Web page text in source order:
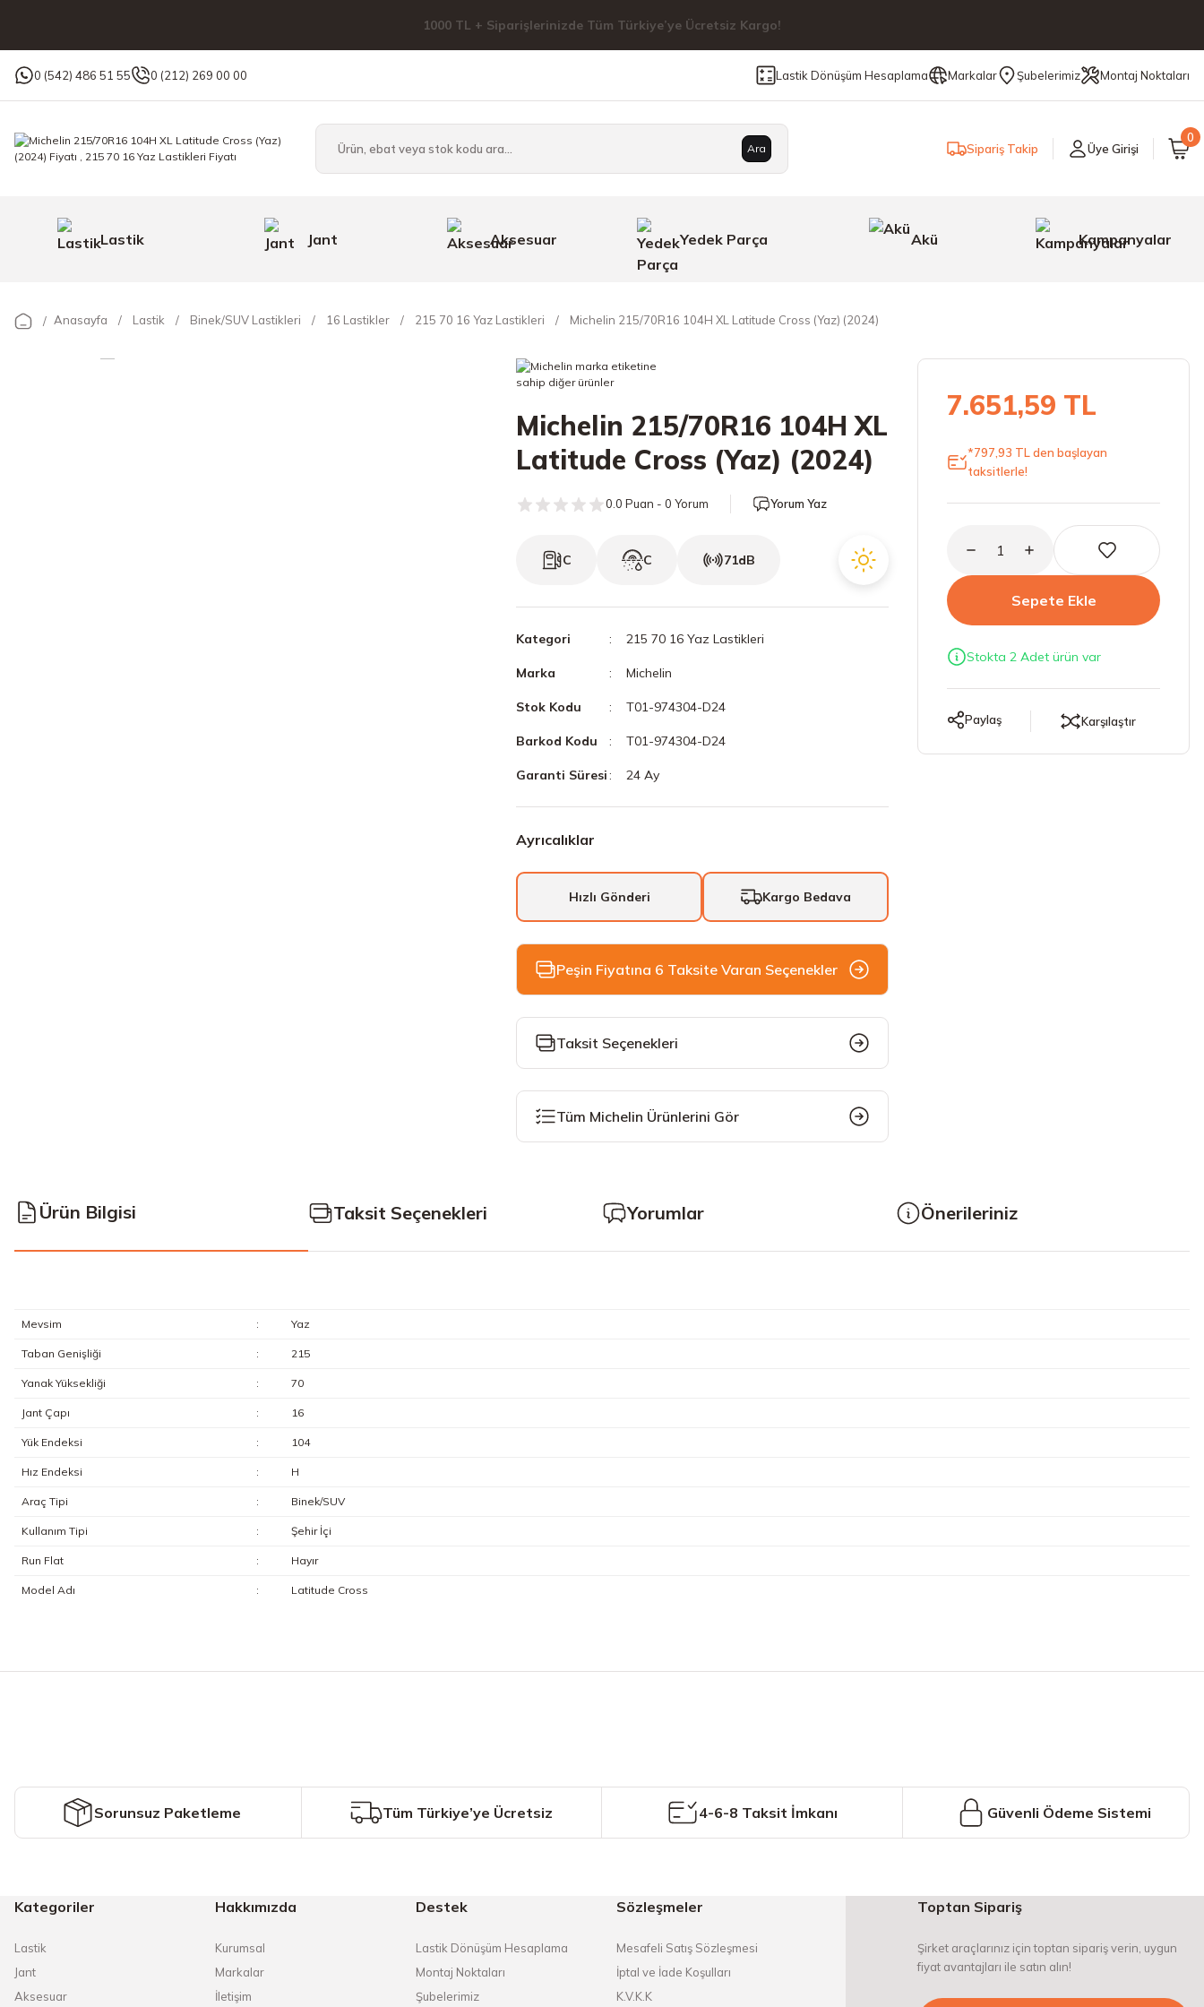
1000 TL + Siparişlerinizde Tüm Türkiye’ye Ücretsiz Kargo!
0 (542) 486 51 55 0 (212) 269 00 00 Lastik Dönüşüm Hesaplama Markalar Şubelerimiz Montaj Noktaları
Ara Sipariş Takip Üye Girişi
0
Lastik Jant Aksesuar Yedek Parça Akü Kampanyalar
Anasayfa Lastik Binek/SUV Lastikleri 16 Lastikler 215 70 16 Yaz Lastikleri Michelin 215/70R16 104H XL Latitude Cross (Yaz) (2024)
Michelin 215/70R16 104H XL
Latitude Cross (Yaz) (2024)
0.0 Puan - 0 Yorum Yorum Yaz
C C 71dB
Kategori 215 70 16 Yaz Lastikleri
Marka Michelin
Stok Kodu T01-974304-D24
Barkod Kodu T01-974304-D24
Garanti Süresi 24 Ay
Ayrıcalıklar
Hızlı Gönderi Kargo Bedava
Peşin Fiyatına 6 Taksite Varan Seçenekler
Taksit Seçenekleri
Tüm Michelin Ürünlerini Gör
7.651,59 TL
*797,93 TL den başlayan
taksitlerle!
Sepete Ekle
Stokta 2 Adet ürün var
Paylaş Karşılaştır
Ürün Bilgisi Taksit Seçenekleri Yorumlar Önerileriniz
Mevsim : Yaz
Taban Genişliği : 215
Yanak Yüksekliği : 70
Jant Çapı : 16
Yük Endeksi : 104
Hız Endeksi : H
Araç Tipi : Binek/SUV
Kullanım Tipi : Şehir İçi
Run Flat : Hayır
Model Adı : Latitude Cross
Ürün fiyatı diğer sitelerden daha pahalı.
Bu ürüne benzer farklı alternatifler olmalı.
Sorunsuz Paketleme Tüm Türkiye’ye Ücretsiz 4-6-8 Taksit İmkanı Güvenli Ödeme Sistemi
Kategoriler
Lastik
Jant
Aksesuar
Hakkımızda
Kurumsal
Markalar
İletişim
Destek
Lastik Dönüşüm Hesaplama
Montaj Noktaları
Şubelerimiz
Sözleşmeler
Mesafeli Satış Sözleşmesi
İptal ve İade Koşulları
K.V.K.K
Toptan Sipariş
Şirket araçlarınız için toptan sipariş verin, uygun
fiyat avantajları ile satın alın!